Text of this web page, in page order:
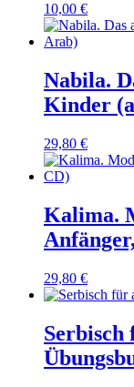
10,00 €
Nabila.
Kinder
29,80 €
Kalima.
29,80 €
Serbisch